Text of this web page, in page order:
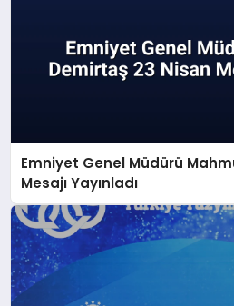
Emniyet Genel Müdürü
Mesajı Yayınladı